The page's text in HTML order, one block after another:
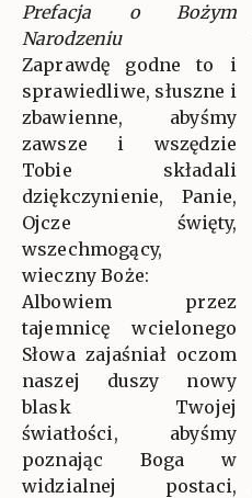
Prefacja o Bożym
Narodzeniu
Zaprawdę godne to i
sprawiedliwe, słuszne i
zbawienne, abyśmy
zawsze i wszędzie
Tobie składali
dziękczynienie, Panie,
Ojcze święty,
wszechmogący,
wieczny Boże:
Albowiem przez
tajemnicę wcielonego
Słowa zajaśniał oczom
naszej duszy nowy
blask Twojej
światłości, abyśmy
poznając Boga w
widzialnej postaci,